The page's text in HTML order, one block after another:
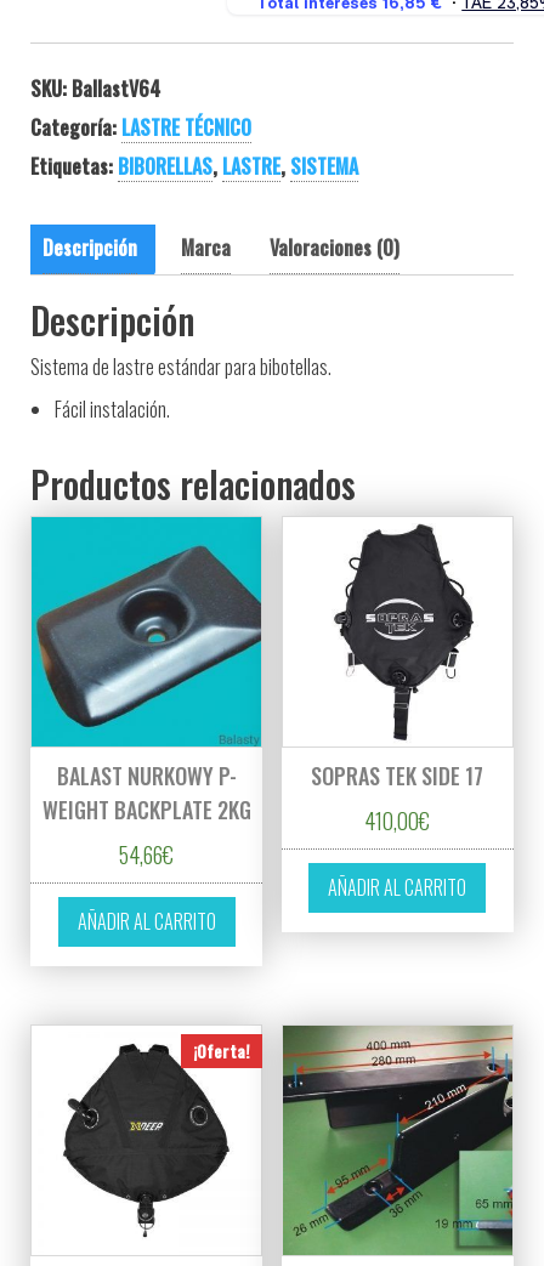
SKU: BallastV64
Categoría: LASTRE TÉCNICO
Etiquetas: BIBORELLAS, LASTRE, SISTEMA
Descripción Marca Valoraciones (0)
Descripción
Sistema de lastre estándar para bibotellas.
Fácil instalación.
Productos relacionados
BALAST NURKOWY P-
WEIGHT BACKPLATE 2KG
54,66€
AÑADIR AL CARRITO
SOPRAS TEK SIDE 17
410,00€
AÑADIR AL CARRITO
¡Oferta!